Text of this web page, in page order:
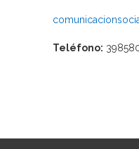
Teléfono: